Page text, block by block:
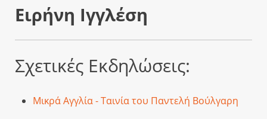
Ειρήνη Ιγγλέση
Σχετικές Εκδηλώσεις:
Μικρά Αγγλία - Ταινία του Παντελή Βούλγαρη